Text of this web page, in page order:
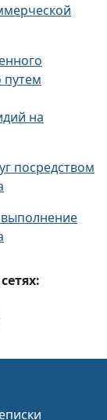
путем
на
посредством